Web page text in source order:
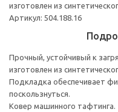
изготовлен из
Артикул: 504.188.16
Прочный, устойчивый к
изготовлен из
Подкладка обеспечивает
поскользнуться.
Ковер машинного тафтинга.